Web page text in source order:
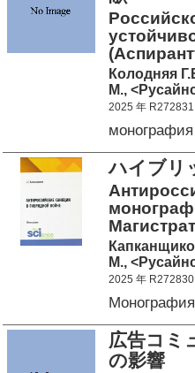
Колодняя
М.,
2025 年 R272831
ハイブ
М.,
2025 年 R272830
広告コミ
の影